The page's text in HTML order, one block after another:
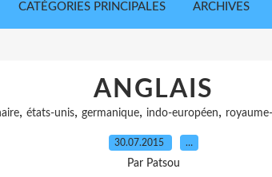
CATÉGORIES PRINCIPALES ARCHIVES
ANGLAIS
, états-unis, germanique, indo-européen,
30.07.2015 …
Par Patsou